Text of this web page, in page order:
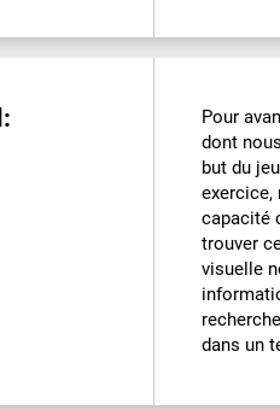
Pour
dont
but du
exercice,
capacité
trouver
visuelle
dans un